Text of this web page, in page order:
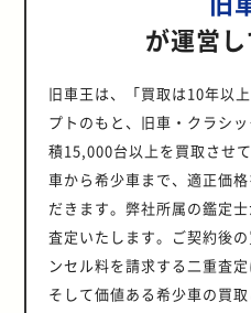
が運営
旧車王は、「買取は10年以
プトのもと、旧車・クラシ
積15,000台以上を買取させ
車から希少車まで、適正価
だきます。弊社所属の鑑定
査定いたします。ご契約後
ンセル料を請求する二重査
そして価値ある希少車の買